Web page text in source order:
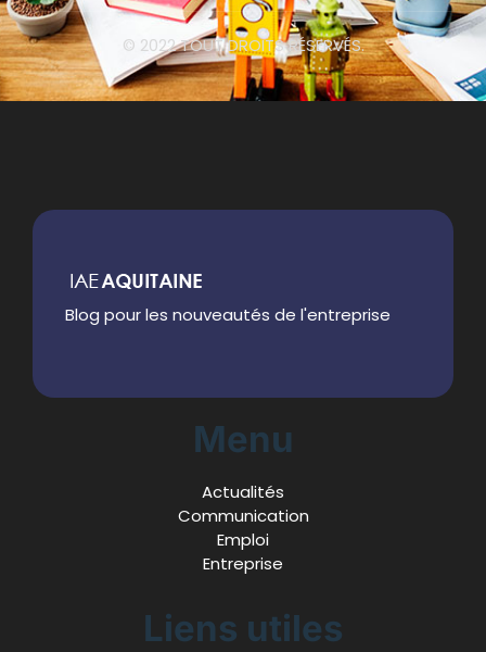
© 2022 TOUT DROITS RÉSERVÉS.
Blog pour les nouveautés de l'entreprise
Menu
Actualités
Communication
Emploi
Entreprise
Liens utiles